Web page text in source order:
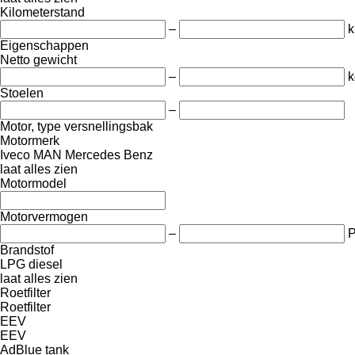
Kilometerstand
–
Eigenschappen
Netto gewicht
–
Stoelen
–
Motor, type versnellingsbak
Motormerk
Iveco MAN Mercedes Benz
laat alles zien
Motormodel
Motorvermogen
–
Brandstof
LPG diesel
laat alles zien
Roetfilter
Roetfilter
EEV
EEV
AdBlue tank